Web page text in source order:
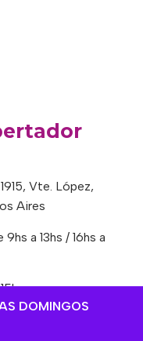
DOMINGOS
Vte. López,
Aires
a 13hs / 16hs a